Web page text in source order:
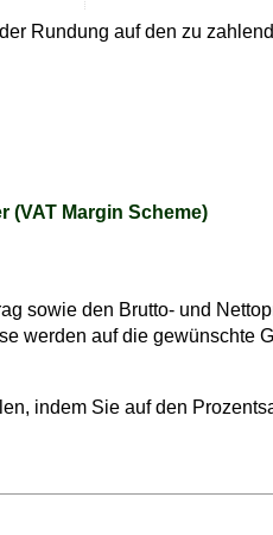
Rundung auf den zu
(VAT Margin Scheme)
sowie den Brutto- und
werden auf die gewünschte
indem Sie auf den